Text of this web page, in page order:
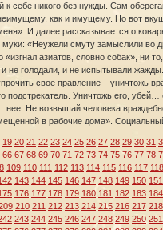
себе никого без нужды. Сам
как и имущему. Но вот
И далее рассказывается о
«Неужели смуту замыслили во
азиатов, словно собак», ни
не голодали, и не испытывали
свое правление – уничтожь
подстрекатель. Уничтожь его,
нее. Не возвышай человека
в рабочие дома».
19 20 21 22 23 24 25 26 27 28 29 30 31
66 67 68 69 70 71 72 73 74 75 76 77 78
109 110 111 112 113 114 115 116 117 118
143 144 145 146 147 148 149 150 151
176 177 178 179 180 181 182 183 184
210 211 212 213 214 215 216 217 218
243 244 245 246 247 248 249 250 251